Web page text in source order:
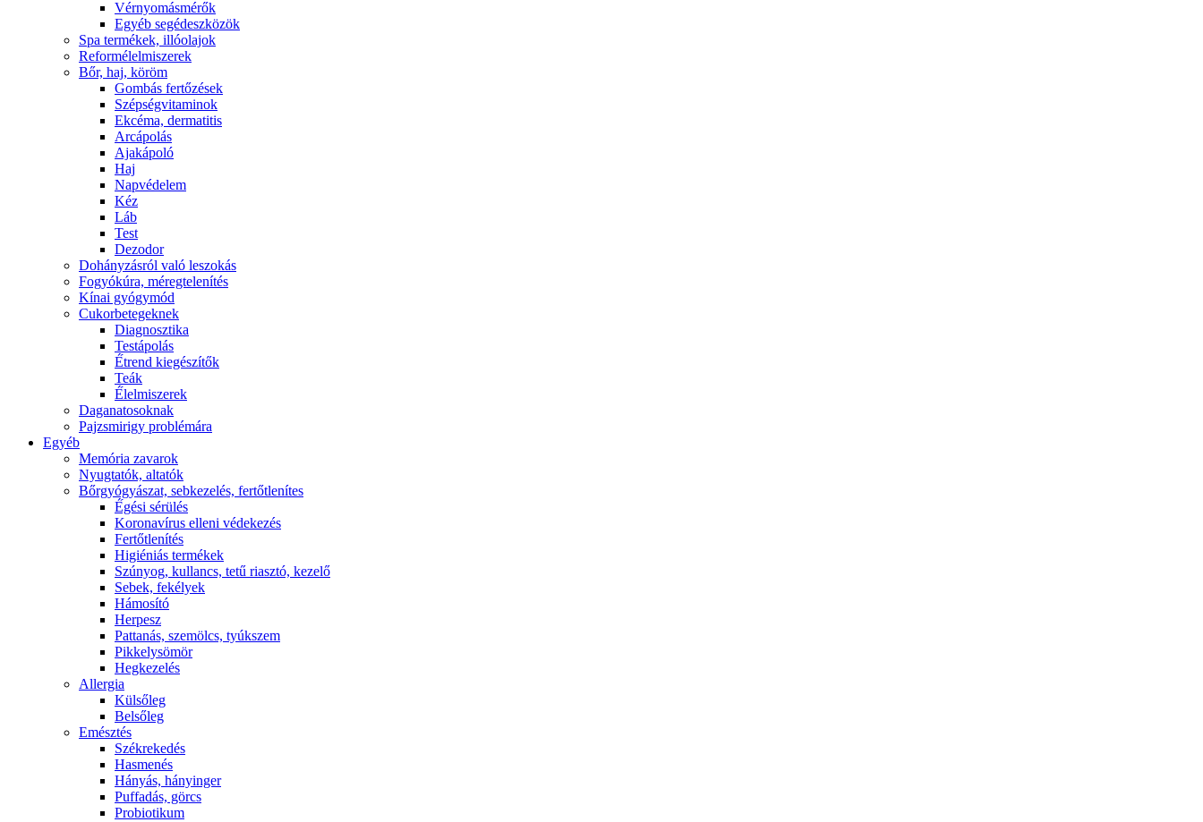
Vérnyomásmérők
Egyéb segédeszközök
Spa termékek, illóolajok
Reformélelmiszerek
Bőr, haj, köröm
Gombás fertőzések
Szépségvitaminok
Ekcéma, dermatitis
Arcápolás
Ajakápoló
Haj
Napvédelem
Kéz
Láb
Test
Dezodor
Dohányzásról való leszokás
Fogyókúra, méregtelenítés
Kínai gyógymód
Cukorbetegeknek
Diagnosztika
Testápolás
É́trend kiegészítők
Teák
É́lelmiszerek
Daganatosoknak
Pajzsmirigy problémára
Egyéb
Memória zavarok
Nyugtatók, altatók
Bőrgyógyászat, sebkezelés, fertőtlenítes
É́gési sérülés
Koronavírus elleni védekezés
Fertőtlenítés
Higiéniás termékek
Szúnyog, kullancs, tetű riasztó, kezelő
Sebek, fekélyek
Hámosító
Herpesz
Pattanás, szemölcs, tyúkszem
Pikkelysömör
Hegkezelés
Allergia
Külsőleg
Belsőleg
Emésztés
Székrekedés
Hasmenés
Hányás, hányinger
Puffadás, görcs
Probiotikum